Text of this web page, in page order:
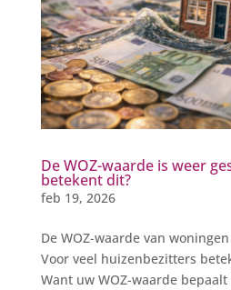
De WOZ-waarde is weer
betekent dit?
feb 19, 2026
De WOZ-waarde van
Voor veel huizenbezitters
Want uw WOZ-waarde bepaalt